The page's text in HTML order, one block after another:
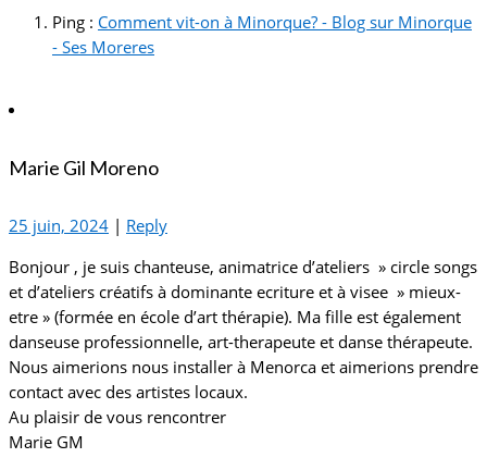
Ping : Comment vit-on à Minorque? - Blog sur Minorque
- Ses Moreres
Marie Gil Moreno
25 juin, 2024 | Reply
Bonjour , je suis chanteuse, animatrice d’ateliers » circle songs
et d’ateliers créatifs à dominante ecriture et à visee » mieux-
etre » (formée en école d’art thérapie). Ma fille est également
danseuse professionnelle, art-therapeute et danse thérapeute.
Nous aimerions nous installer à Menorca et aimerions prendre
contact avec des artistes locaux.
Au plaisir de vous rencontrer
Marie GM